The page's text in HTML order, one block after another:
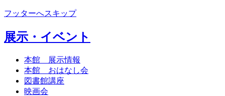
フッターへスキップ
展示・イベント
本館 展示情報
本館 おはなし会
図書館講座
映画会